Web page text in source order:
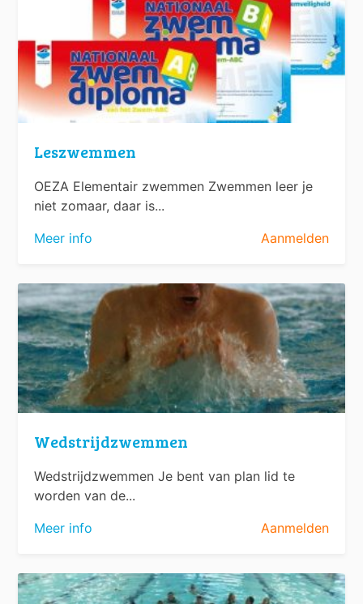
Leszwemmen
OEZA Elementair zwemmen Zwemmen leer je
niet zomaar, daar is...
Meer info
Aanmelden
Wedstrijdzwemmen
Wedstrijdzwemmen Je bent van plan lid te
worden van de...
Meer info
Aanmelden